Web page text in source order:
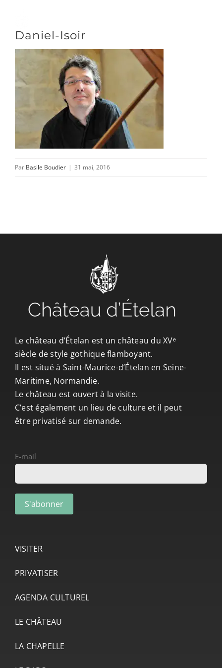
contenu
DÉCOUVRIR
VENIR
NOUS SUIVRE
Daniel-Isoir
Par Basile Boudier | 31 mai, 2016
Le château d’Ételan est un château du XVᵉ
siècle de style gothique flamboyant.
Il est situé à Saint-Maurice-d’Ételan en Seine-
Maritime, Normandie.
Le château est ouvert à la visite.
C’est également un lieu de culture et il peut
être privatisé sur demande.
E-mail
VISITER
PRIVATISER
AGENDA CULTUREL
LE CHÂTEAU
LA CHAPELLE